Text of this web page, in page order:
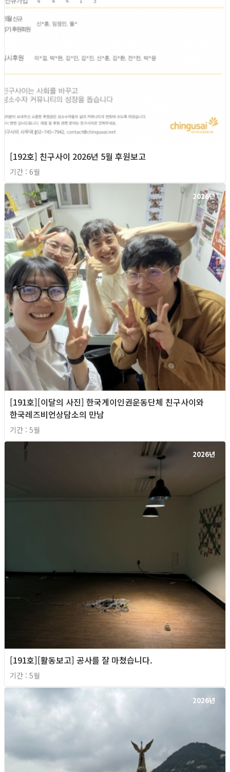
[192호] 친구사이 2026년 5월 후원보고
기간 : 6월
2026년
[191호][이달의 사진] 한국게이인권운동단체 친구사이와
한국레즈비언상담소의 만남
기간 : 5월
2026년
[191호][활동보고] 공사를 잘 마쳤습니다.
기간 : 5월
2026년